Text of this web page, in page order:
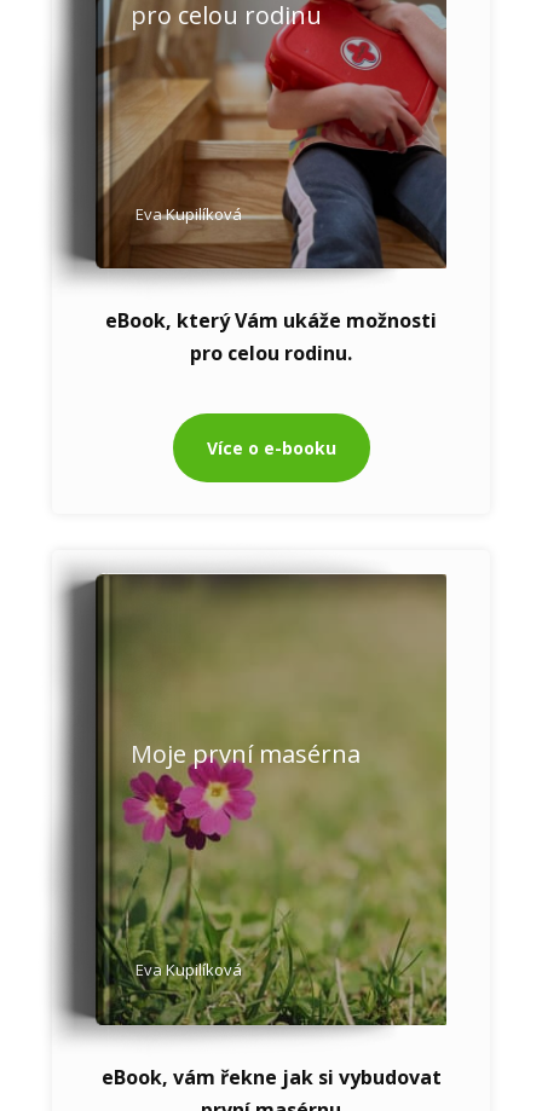
pro celou rodinu
Eva Kupilíková
eBook, který Vám ukáže možnosti
pro celou rodinu.
Více o e-booku
Moje první masérna
Eva Kupilíková
eBook, vám řekne jak si vybudovat